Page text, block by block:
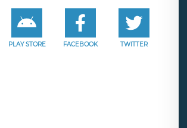
PLAY STORE FACEBOOK TWITTER